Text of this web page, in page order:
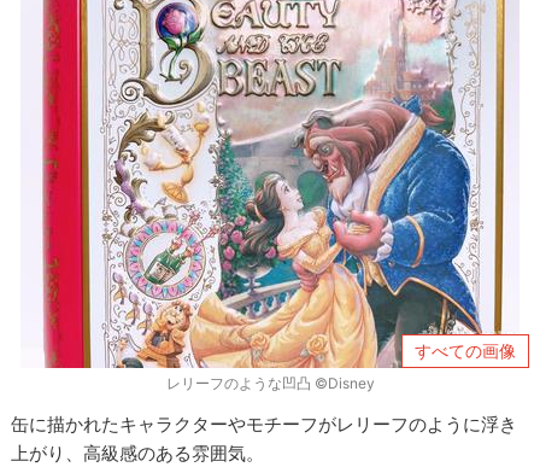
すべての画像
レリーフのような凹凸 ©Disney
缶に描かれたキャラクターやモチーフがレリーフのように浮き
上がり、高級感のある雰囲気。